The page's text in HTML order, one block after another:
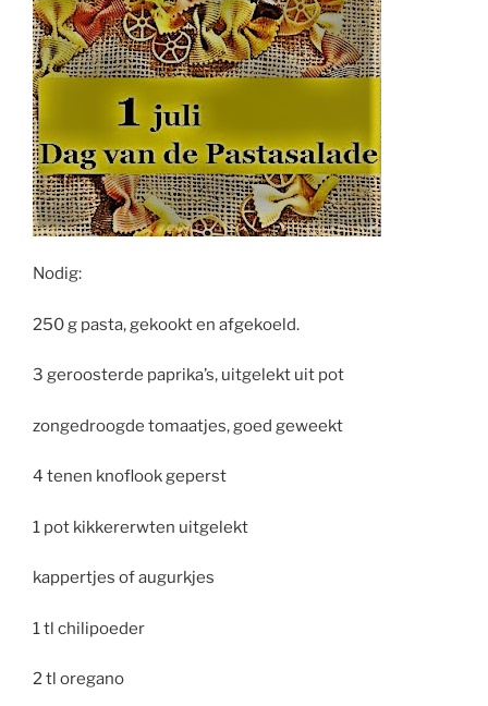
Nodig:
250 g pasta, gekookt en afgekoeld.
3 geroosterde paprika’s, uitgelekt uit pot
zongedroogde tomaatjes, goed geweekt
4 tenen knoflook geperst
1 pot kikkererwten uitgelekt
kappertjes of augurkjes
1 tl chilipoeder
2 tl oregano